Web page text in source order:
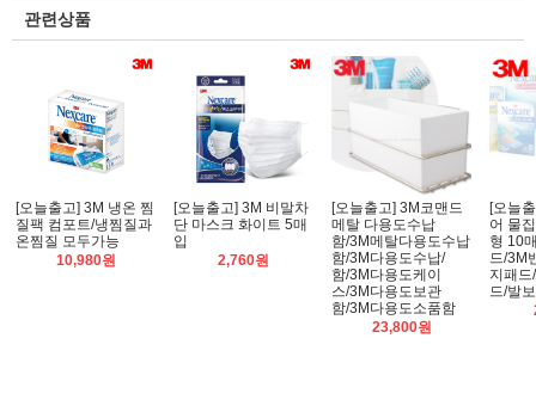
관련상품
[오늘출고] 3M 냉온 찜
질팩 컴포트/냉찜질과
온찜질 모두가능
10,980원
[오늘출고] 3M 비말차
단 마스크 화이트 5매
입
2,760원
[오늘출고] 3M코맨드
메탈 다용도수납
함/3M메탈다용도수납
함/3M다용도수납/
함/3M다용도케이
스/3M다용도보관
함/3M다용도소품함
23,800원
[오늘
어 물
형 10
드/3M
지패
드/발